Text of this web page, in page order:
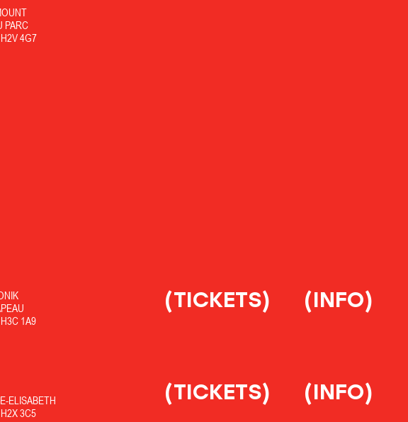
PARC
4G7
1A9
(TICKETS) (INFO)
ELISABETH
3C5
(TICKETS) (INFO)